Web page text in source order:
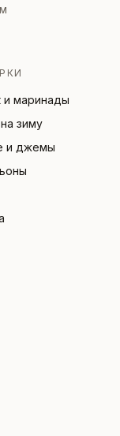
маринады
зиму
и джемы